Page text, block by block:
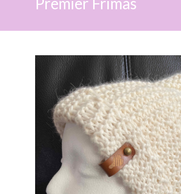
SEARCH